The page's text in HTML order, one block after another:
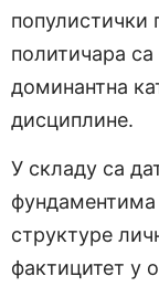
популистички
политичара
доминантна
дисциплине.
У складу са
фундаментима
структуре
фактицитет у